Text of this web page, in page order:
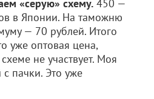
«серую» схему. 450 —
в Японии. На таможню
— 70 рублей. Итого
уже оптовая цена,
не участвует. Моя
пачки. Это уже